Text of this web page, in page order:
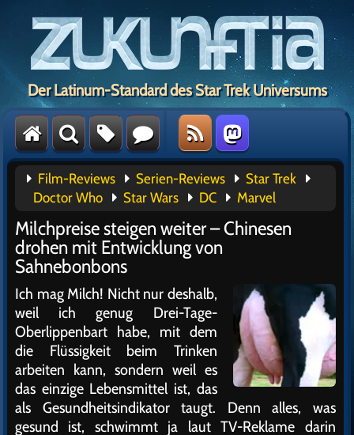
Der Latinum-Standard des Star Trek Universums
Film-Reviews Serien-Reviews
Star Trek
Doctor Who
Star Wars DC Marvel
Milchpreise steigen weiter – Chinesen
drohen mit Entwicklung von
Sahnebonbons
Ich mag Milch! Nicht nur deshalb,
weil ich genug Drei-Tage-
Oberlippenbart habe, mit dem
die Flüssigkeit beim Trinken
arbeiten kann, sondern weil es
das einzige Lebensmittel ist, das
als Gesundheitsindikator taugt. Denn alles, was
gesund ist, schwimmt ja laut TV-Reklame darin